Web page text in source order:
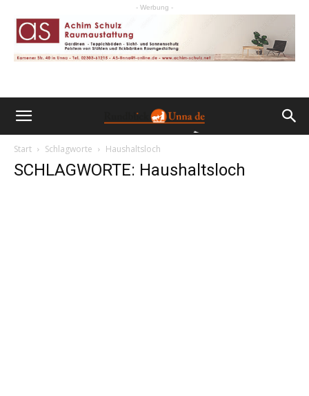
- Werbung -
Start Schlagworte Haushaltsloch
SCHLAGWORTE: Haushaltsloch